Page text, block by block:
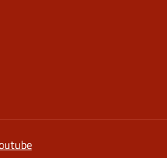
nuova scheda
si apre in una nuova scheda